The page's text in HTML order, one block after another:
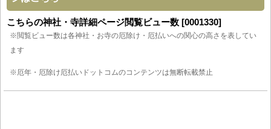
こちらの神社・寺詳細ページ閲覧ビュー数 [0001330]
※閲覧ビュー数は各神社・お寺の厄除け・厄払いへの関心の高さを表してい
ます
※厄年・厄除け厄払いドットコムのコンテンツは無断転載禁止